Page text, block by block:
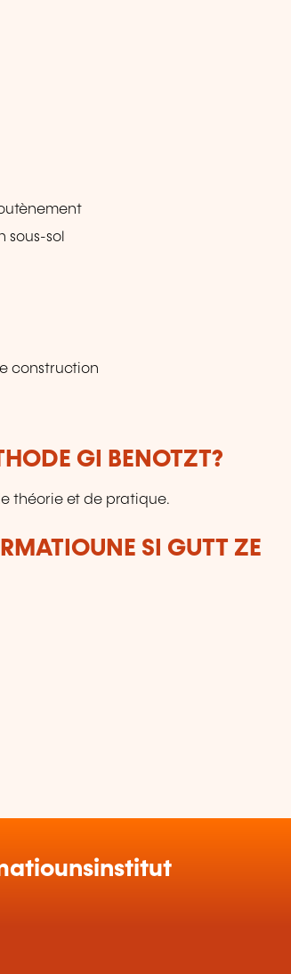
sous-sol
construction
GI BENOTZT?
théorie et de pratique.
SI GUTT ZE